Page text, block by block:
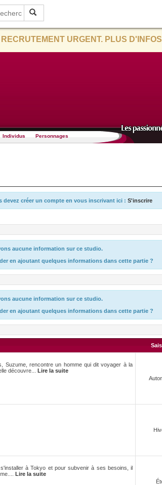
URGENT. PLUS
Individus Personnages
devez créer un compte en vous inscrivant ici : S'inscrire
aucune information sur ce studio.
en ajoutant quelques informations dans cette partie ?
aucune information sur ce studio.
en ajoutant quelques informations dans cette partie ?
Suzume, rencontre un homme qui dit voyager à la
découvre... Lire la suite
à Tokyo et pour subvenir à ses besoins, il
Lire la suite